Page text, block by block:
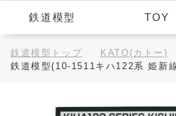
鉄道模型 TOY
鉄道模型トップ KATO(カトー)
鉄道模型(10-1511キハ122系 姫新